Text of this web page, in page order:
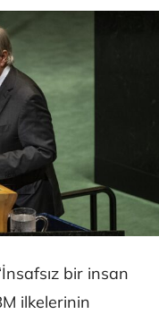
bir insan
ilkelerinin